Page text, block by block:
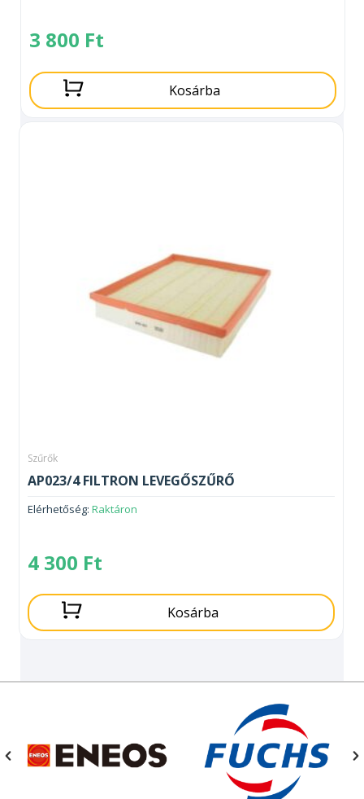
3 800 Ft
Kosárba
Szűrők
AP023/4 FILTRON LEVEGŐSZŰRŐ
Elérhetőség: Raktáron
4 300 Ft
Kosárba